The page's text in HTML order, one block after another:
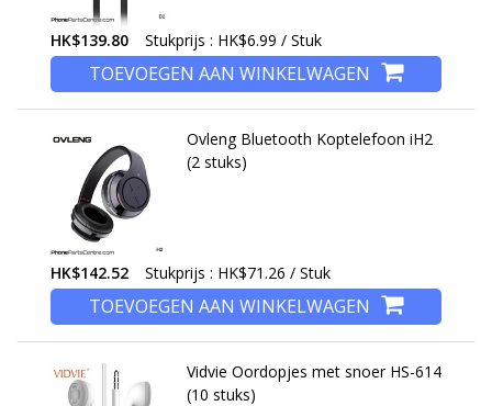
HK$139.80 Stukprijs : HK$6.99 / Stuk
TOEVOEGEN AAN WINKELWAGEN
Ovleng Bluetooth Koptelefoon iH2
(2 stuks)
HK$142.52 Stukprijs : HK$71.26 / Stuk
TOEVOEGEN AAN WINKELWAGEN
Vidvie Oordopjes met snoer HS-614
(10 stuks)